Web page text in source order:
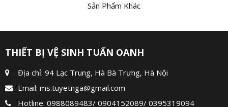
Sản Phẩm Khác
THIẾT BỊ VỆ SINH TUẤN OANH
Địa chỉ: 94 Lạc Trung, Hà Bà Trưng, Hà Nội
Email: ms.tuyetnga@gmail.com
Hotline: 0988089483/ 0904152089/ 0395319094